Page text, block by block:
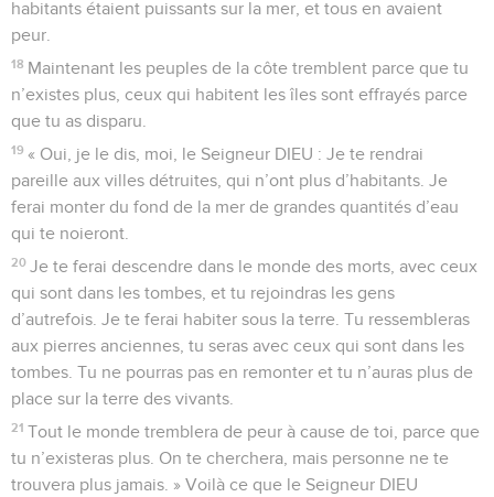
habitants étaient puissants sur la mer, et tous en avaient
peur.
18 Maintenant les peuples de la côte tremblent parce que tu
n’existes plus, ceux qui habitent les îles sont effrayés parce
que tu as disparu.
19 « Oui, je le dis, moi, le Seigneur DIEU : Je te rendrai
pareille aux villes détruites, qui n’ont plus d’habitants. Je
ferai monter du fond de la mer de grandes quantités d’eau
qui te noieront.
20 Je te ferai descendre dans le monde des morts, avec ceux
qui sont dans les tombes, et tu rejoindras les gens
d’autrefois. Je te ferai habiter sous la terre. Tu ressembleras
aux pierres anciennes, tu seras avec ceux qui sont dans les
tombes. Tu ne pourras pas en remonter et tu n’auras plus de
place sur la terre des vivants.
21 Tout le monde tremblera de peur à cause de toi, parce que
tu n’existeras plus. On te cherchera, mais personne ne te
trouvera plus jamais. » Voilà ce que le Seigneur DIEU